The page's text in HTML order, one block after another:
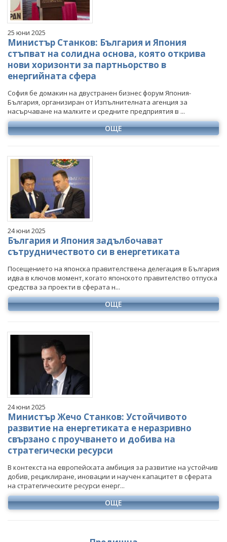
25 юни 2025
Министър Станков: България и Япония
стъпват на солидна основа, която открива
нови хоризонти за партньорство в
енергийната сфера
София бе домакин на двустранен бизнес форум Япония-
България, организиран от Изпълнителната агенция за
насърчаване на малките и средните предприятия в ...
ОЩЕ
24 юни 2025
България и Япония задълбочават
сътрудничеството си в енергетиката
Посещението на японска правителствена делегация в България
идва в ключов момент, когато японското правителство отпуска
средства за проекти в сферата н...
ОЩЕ
24 юни 2025
Министър Жечо Станков: Устойчивото
развитие на енергетиката е неразривно
свързано с проучването и добива на
стратегически ресурси
В контекста на европейската амбиция за развитие на устойчив
добив, рециклиране, иновации и научен капацитет в сферата
на стратегическите ресурси енерг...
ОЩЕ